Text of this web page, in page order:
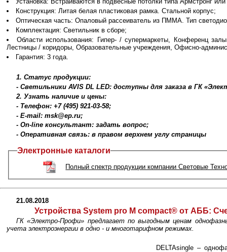
Конструкция: Литая белая пластиковая рамка. Стальной корпус;
Оптическая часть: Опаловый рассеиватель из ПММА. Тип
Комплектация: Светильник в сборе;
Области использования: Гипер- / супермаркеты, Конференц
Лестницы / коридоры, Образовательные учреждения, Офисно-
Гарантия: 3 года.
1. Статус продукции:
- Светильники AVIS DL LED: доступны для заказа в ГК
2. Узнать наличие и цены:
- Телефон: +7 (495) 921-03-58;
- E-mail: msk@ep.ru;
- On-line консультант: задать вопрос;
- Оперативная связь: в правом верхнем углу страницы
Электронные каталоги
Полный спектр продукции компании Световые
21.08.2018
Устройства System pro M compact® от АББ:
ГК «Электро-Профи» предлагает по выгодным ценам
учета электроэнергии в одно - и многотарифном режимах.
DELTAsingle –